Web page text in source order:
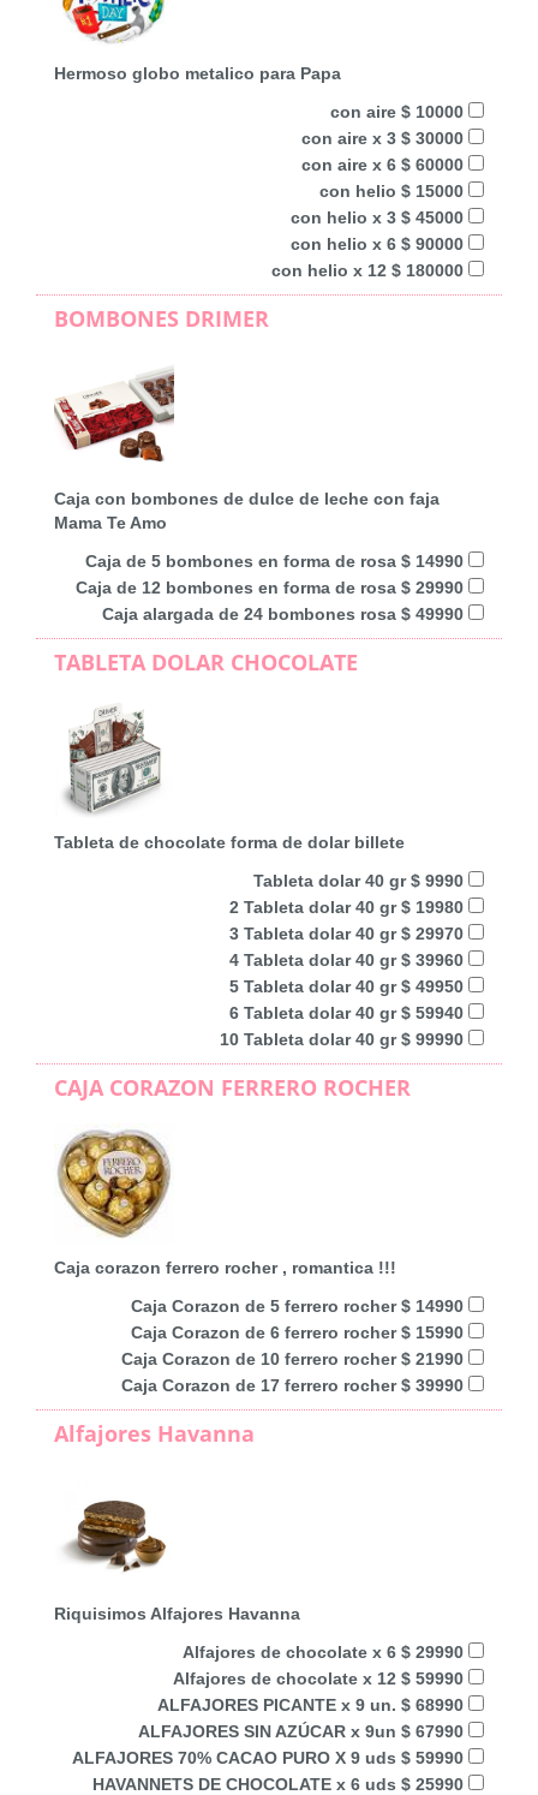
Hermoso globo metalico para Papa
con aire $ 10000
con aire x 3 $ 30000
con aire x 6 $ 60000
con helio $ 15000
con helio x 3 $ 45000
con helio x 6 $ 90000
con helio x 12 $ 180000
BOMBONES DRIMER
Caja con bombones de dulce de leche con faja
Mama Te Amo
Caja de 5 bombones en forma de rosa $ 14990
Caja de 12 bombones en forma de rosa $ 29990
Caja alargada de 24 bombones rosa $ 49990
TABLETA DOLAR CHOCOLATE
Tableta de chocolate forma de dolar billete
Tableta dolar 40 gr $ 9990
2 Tableta dolar 40 gr $ 19980
3 Tableta dolar 40 gr $ 29970
4 Tableta dolar 40 gr $ 39960
5 Tableta dolar 40 gr $ 49950
6 Tableta dolar 40 gr $ 59940
10 Tableta dolar 40 gr $ 99990
CAJA CORAZON FERRERO ROCHER
Caja corazon ferrero rocher , romantica !!!
Caja Corazon de 5 ferrero rocher $ 14990
Caja Corazon de 6 ferrero rocher $ 15990
Caja Corazon de 10 ferrero rocher $ 21990
Caja Corazon de 17 ferrero rocher $ 39990
Alfajores Havanna
Riquisimos Alfajores Havanna
Alfajores de chocolate x 6 $ 29990
Alfajores de chocolate x 12 $ 59990
ALFAJORES PICANTE x 9 un. $ 68990
ALFAJORES SIN AZÚCAR x 9un $ 67990
ALFAJORES 70% CACAO PURO X 9 uds $ 59990
HAVANNETS DE CHOCOLATE x 6 uds $ 25990